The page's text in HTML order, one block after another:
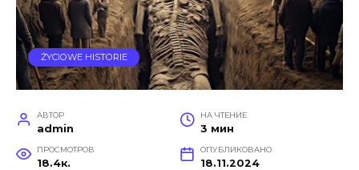
ŻYCIOWE HISTORIE
АВТОР
admin
НА ЧТЕНИЕ
3 мин
ПРОСМОТРОВ
18.4к.
ОПУБЛИКОВАНО
18.11.2024